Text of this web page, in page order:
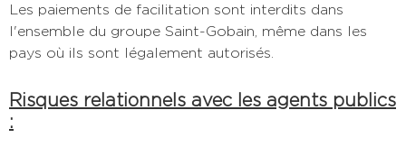
Les paiements de facilitation sont interdits dans
l'ensemble du groupe Saint-Gobain, même dans les
pays où ils sont légalement autorisés.
Risques relationnels avec les agents publics
: